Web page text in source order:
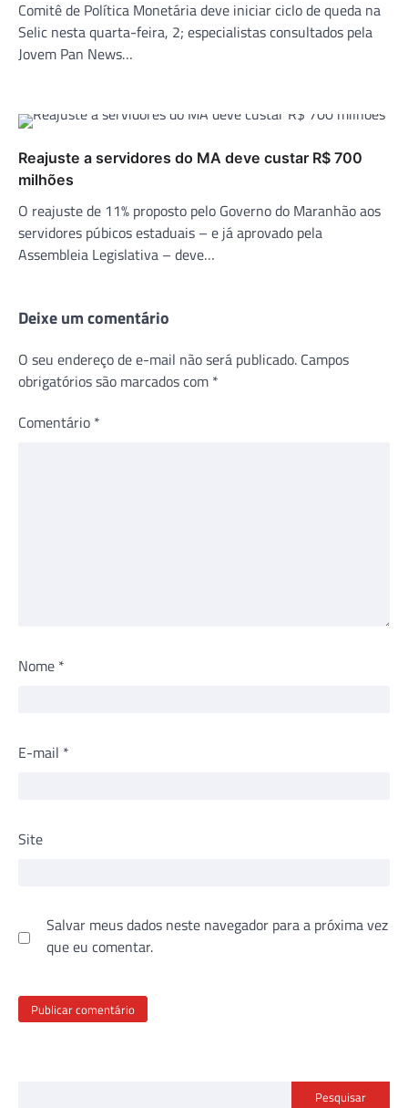
Comitê de Política Monetária deve iniciar ciclo de queda na
Selic nesta quarta-feira, 2; especialistas consultados pela
Jovem Pan News…
Reajuste a servidores do MA deve custar R$ 700
milhões
O reajuste de 11% proposto pelo Governo do Maranhão aos
servidores púbicos estaduais – e já aprovado pela
Assembleia Legislativa – deve…
Deixe um comentário
O seu endereço de e-mail não será publicado. Campos
obrigatórios são marcados com *
Comentário *
Nome *
E-mail *
Site
Salvar meus dados neste navegador para a próxima vez
que eu comentar.
Pesquisar